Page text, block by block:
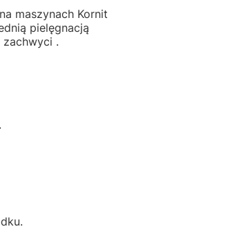
maszynach Kornit
pielęgnacją
Cię zachwyci .